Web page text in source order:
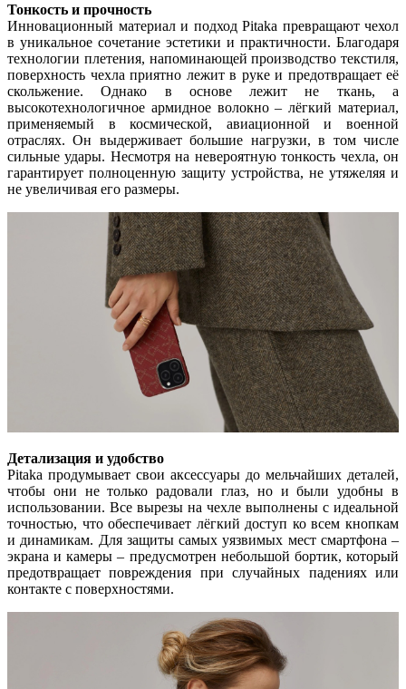
Тонкость и прочность
Инновационный материал и подход Pitaka превращают чехол
в уникальное сочетание эстетики и практичности. Благодаря
технологии плетения, напоминающей производство текстиля,
поверхность чехла приятно лежит в руке и предотвращает её
скольжение. Однако в основе лежит не ткань, а
высокотехнологичное армидное волокно – лёгкий материал,
применяемый в космической, авиационной и военной
отраслях. Он выдерживает большие нагрузки, в том числе
сильные удары. Несмотря на невероятную тонкость чехла, он
гарантирует полноценную защиту устройства, не утяжеляя и
не увеличивая его размеры.
Детализация и удобство
Pitaka продумывает свои аксессуары до мельчайших деталей,
чтобы они не только радовали глаз, но и были удобны в
использовании. Все вырезы на чехле выполнены с идеальной
точностью, что обеспечивает лёгкий доступ ко всем кнопкам
и динамикам. Для защиты самых уязвимых мест смартфона –
экрана и камеры – предусмотрен небольшой бортик, который
предотвращает повреждения при случайных падениях или
контакте с поверхностями.